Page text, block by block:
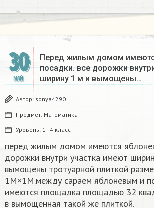
30
МАЙ
Перед жилым домом
посадки. все дорожки
ширину 1 м и вымощены…
Автор: sonya4290
Предмет: Математика
Уровень: 1 - 4 класс
перед жилым домом имеются
дорожки внутри участка имеют
вымощены тротуарной плиткой
1М×1М.между сараем яблоневым и
имеются площадка площадью 32
в вымощенная такой же плиткой.